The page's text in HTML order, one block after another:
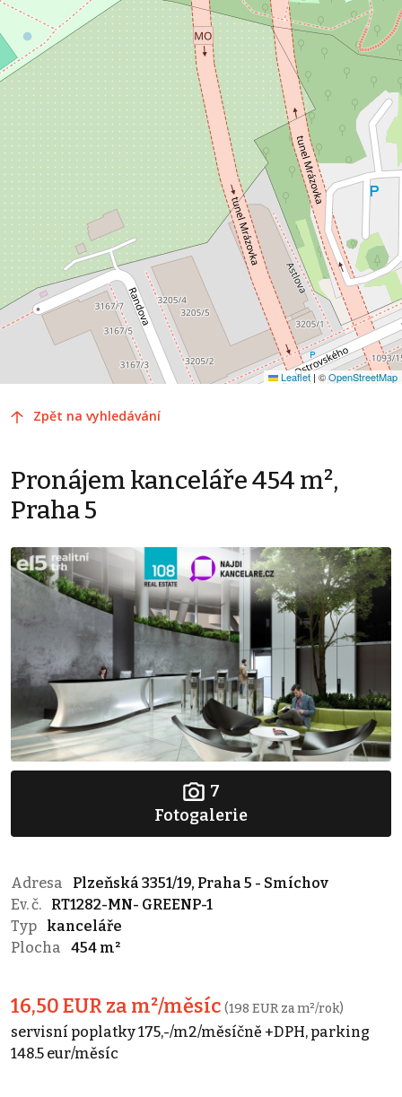
Leaflet | ©OpenStreetMap
Zpět na vyhledávání
Pronájem kanceláře 454 m²,
Praha 5
7
Fotogalerie
Adresa
Plzeňská 3351/19, Praha 5 - Smíchov
Ev. č.
RT1282-MN- GREENP-1
Typ
kanceláře
Plocha
454 m²
16,50 EUR za m²/měsíc (198 EUR za m²/rok)
servisní poplatky 175,-/m2/měsíčně +DPH, parking
148.5 eur/měsíc